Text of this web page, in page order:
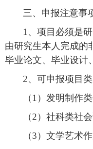
三、申报注意事
1、项目必须是
由研究生本人完成的
毕业论文、毕业设计
2、可申报项目类
（1）发明制作
（2）社科类社
（3）文学艺术